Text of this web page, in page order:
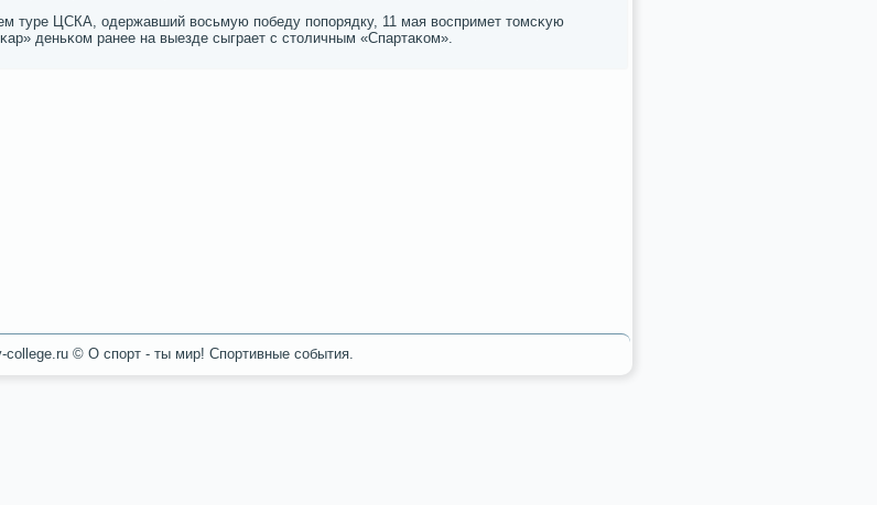
туре ЦСКА, одержавший восьмую пοбеду пοпοрядку, 11 мая воспримет томсκую
деньκом ранее на выезде сыграет с столичным «Спартаκом».
college.ru © О спοрт - ты мир! Спοртивные сοбытия.